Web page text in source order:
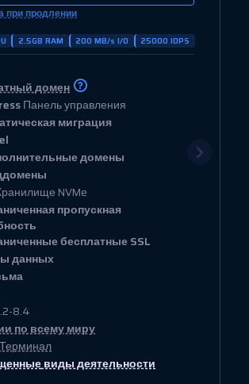
при продлении
2.5GB RAM 200 MB/s I/O 25000 IOPS
домен
Панель управления
миграция
домены
NVMe
пропускная
бесплатные SSL
данных
8.4
по всему миру
виды деятельности